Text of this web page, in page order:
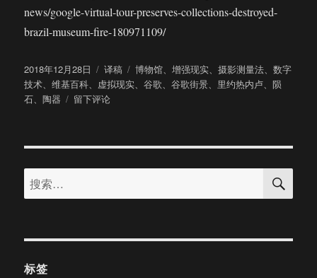
news/google-virtual-tour-preserves-collections-destroyed-
brazil-museum-fire-180971109/
发
布
于
2018年12月28日
分
类
译稿
标
签
博物馆、增强现实、摄影测量法、数字
技术、维基百科、 虚拟现实、谷歌、谷歌街景、 里约热内卢、陨
石、陶器
于
一
大
的
留下评论
搜
索：
搜
标签